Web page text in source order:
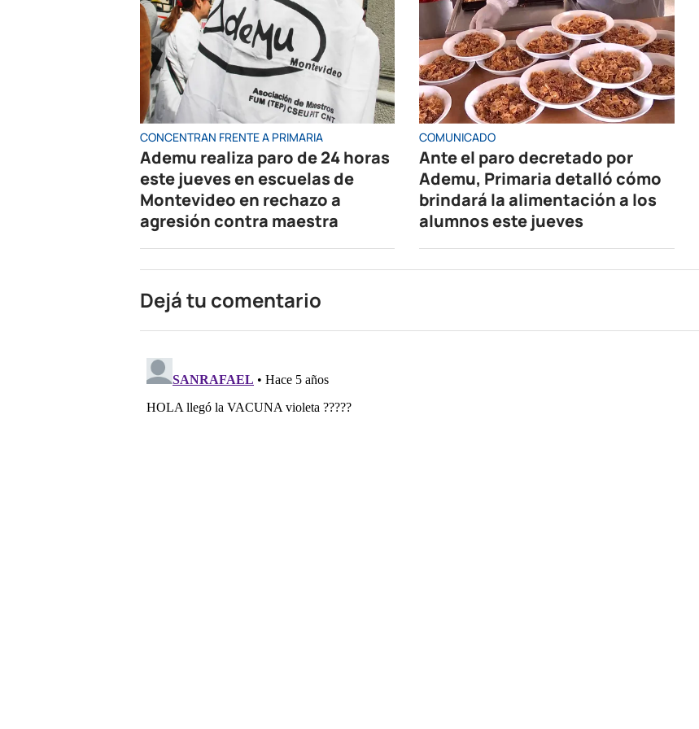
CONCENTRAN FRENTE A PRIMARIA
Ademu realiza paro de 24 horas
este jueves en escuelas de
Montevideo en rechazo a
agresión contra maestra
COMUNICADO
Ante el paro decretado por
Ademu, Primaria detalló cómo
brindará la alimentación a los
alumnos este jueves
Dejá tu comentario